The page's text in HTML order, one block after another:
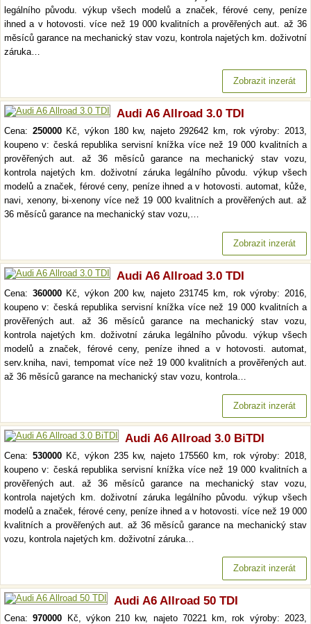
legálního původu. výkup všech modelů a značek, férové ceny, peníze
ihned a v hotovosti. více než 19 000 kvalitních a prověřených aut. až 36
měsíců garance na mechanický stav vozu, kontrola najetých km. doživotní
záruka…
Zobrazit inzerát
Audi A6 Allroad 3.0 TDI
Cena: 250000Kč, výkon 180 kw, najeto 292642 km, rok výroby: 2013,
koupeno v: česká republika servisní knížka více než 19 000 kvalitních a
prověřených aut. až 36 měsíců garance na mechanický stav vozu,
kontrola najetých km. doživotní záruka legálního původu. výkup všech
modelů a značek, férové ceny, peníze ihned a v hotovosti. automat, kůže,
navi, xenony, bi-xenony více než 19 000 kvalitních a prověřených aut. až
36 měsíců garance na mechanický stav vozu,…
Zobrazit inzerát
Audi A6 Allroad 3.0 TDI
Cena: 360000Kč, výkon 200 kw, najeto 231745 km, rok výroby: 2016,
koupeno v: česká republika servisní knížka více než 19 000 kvalitních a
prověřených aut. až 36 měsíců garance na mechanický stav vozu,
kontrola najetých km. doživotní záruka legálního původu. výkup všech
modelů a značek, férové ceny, peníze ihned a v hotovosti. automat,
serv.kniha, navi, tempomat více než 19 000 kvalitních a prověřených aut.
až 36 měsíců garance na mechanický stav vozu, kontrola…
Zobrazit inzerát
Audi A6 Allroad 3.0 BiTDI
Cena: 530000Kč, výkon 235 kw, najeto 175560 km, rok výroby: 2018,
koupeno v: česká republika servisní knížka více než 19 000 kvalitních a
prověřených aut. až 36 měsíců garance na mechanický stav vozu,
kontrola najetých km. doživotní záruka legálního původu. výkup všech
modelů a značek, férové ceny, peníze ihned a v hotovosti. více než 19 000
kvalitních a prověřených aut. až 36 měsíců garance na mechanický stav
vozu, kontrola najetých km. doživotní záruka…
Zobrazit inzerát
Audi A6 Allroad 50 TDI
Cena:970000 Kč, výkon 210 kw, najeto 70221 km, rok výroby: 2023,